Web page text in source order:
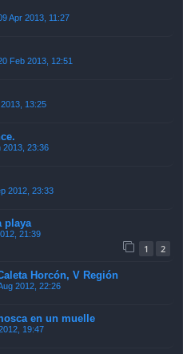
Apr 2013, 11:27
Feb 2013, 12:51
13:25
2013, 23:36
2012, 23:33
playa
21:39
1 2
Horcón, V Región
2012, 22:26
en un muelle
19:47